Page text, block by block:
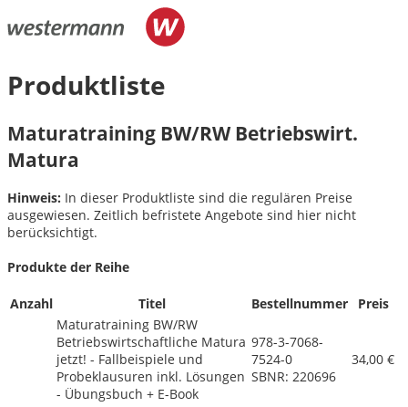
Produktliste
Maturatraining BW/RW Betriebswirt.
Matura
Hinweis: In dieser Produktliste sind die regulären Preise
ausgewiesen. Zeitlich befristete Angebote sind hier nicht
berücksichtigt.
Produkte der Reihe
Anzahl Titel Bestellnummer
Preis
Maturatraining BW/RW
Betriebswirtschaftliche Matura
jetzt! - Fallbeispiele und
Probeklausuren inkl. Lösungen
- Übungsbuch + E-Book
978-3-7068-
7524-0
SBNR: 220696
34,00 €